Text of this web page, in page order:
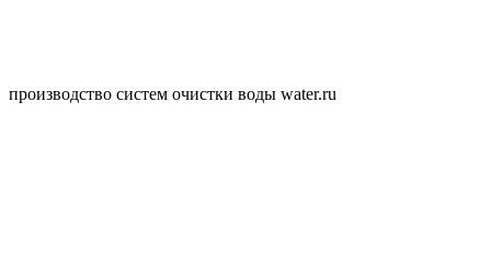
производство систем очистки воды water.ru